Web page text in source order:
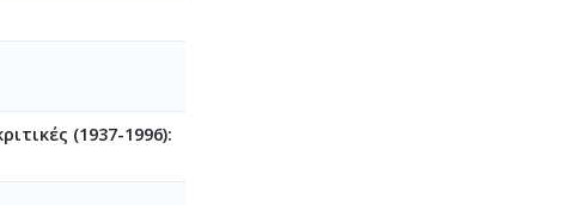
(1937-1996):